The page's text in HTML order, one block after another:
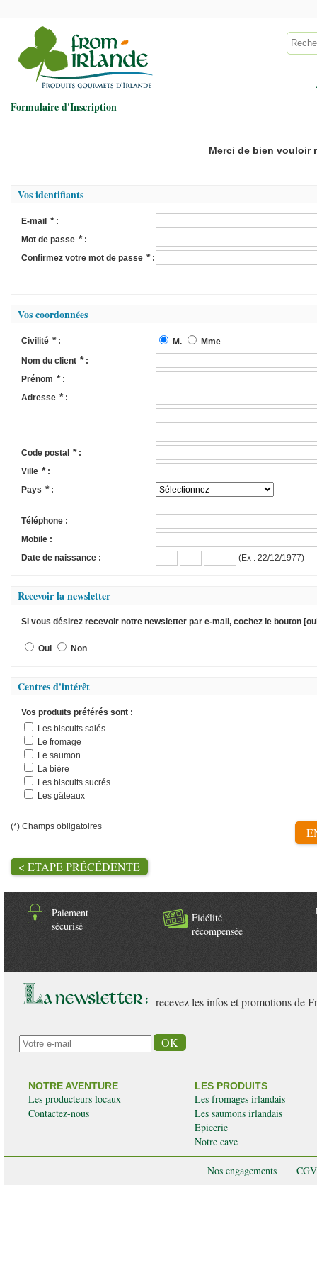
Formulaire d'Inscription
Merci de bien vouloir
Vos identifiants
E-mail *:
Mot de passe *:
Confirmez votre mot de passe *:
Vos coordonnées
Civilité *: M.
Mme
Nom du client *:
Prénom *:
Adresse *:
Code postal *:
Ville *:
Pays *:
Téléphone :
Mobile :
Date de naissance :
(Ex : 22/12/1977)
Recevoir la newsletter
Si vous désirez recevoir notre newsletter par e-mail, cochez le bouton
Oui Non
Centres d'intérêt
Vos produits préférés sont :
Les biscuits salés
Le fromage
Le saumon
La bière
Les biscuits sucrés
Les gâteaux
(*) Champs obligatoires
< ETAPE PRÉCÉDENTE
Paiement
sécurisé
Fidélité
récompensée
recevez les infos et promotions de
NOTRE AVENTURE
Les producteurs locaux
Contactez-nous
LES PRODUITS
Les fromages irlandais
Les saumons irlandais
Epicerie
Notre cave
Nos engagements